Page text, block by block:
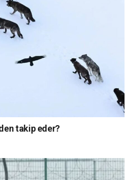
takip eder?